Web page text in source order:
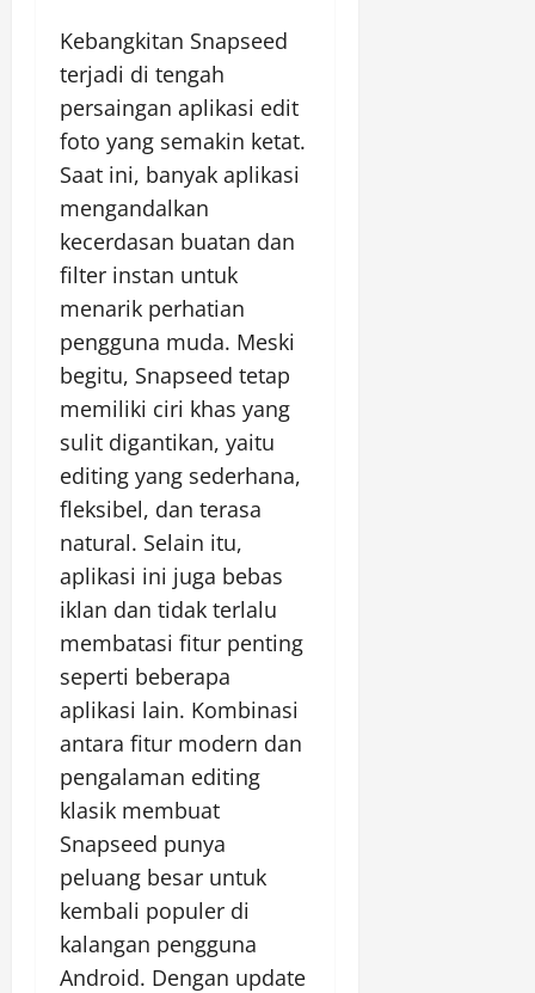
Kebangkitan Snapseed
terjadi di tengah
persaingan aplikasi edit
foto yang semakin ketat.
Saat ini, banyak aplikasi
mengandalkan
kecerdasan buatan dan
filter instan untuk
menarik perhatian
pengguna muda. Meski
begitu, Snapseed tetap
memiliki ciri khas yang
sulit digantikan, yaitu
editing yang sederhana,
fleksibel, dan terasa
natural. Selain itu,
aplikasi ini juga bebas
iklan dan tidak terlalu
membatasi fitur penting
seperti beberapa
aplikasi lain. Kombinasi
antara fitur modern dan
pengalaman editing
klasik membuat
Snapseed punya
peluang besar untuk
kembali populer di
kalangan pengguna
Android. Dengan update